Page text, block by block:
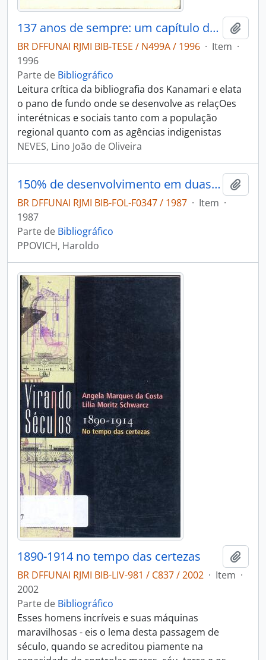
137 anos de sempre: um capítulo da história Kanamari do contato
BR DFFUNAI RJMI BIB-TESE / N499A / 1996 · Item ·
1996
Parte de Bibliográfico
Leitura crítica da bibliografia dos Kanamari e elata
o pano de fundo onde se desenvolve as relaçOes
interétnicas e sociais tanto com a população
regional quanto com as agências indigenistas
NEVES, Lino João de Oliveira
150% de desenvolvimento em duas culturas: em comunicação oral e escrita e em dois hemisférios do cérebro.
BR DFFUNAI RJMI BIB-FOL-F0347 / 1987 · Item ·
1987
Parte de Bibliográfico
PPOVICH, Haroldo
1890-1914 no tempo das certezas
BR DFFUNAI RJMI BIB-LIV-981 / C837 / 2002 · Item ·
2002
Parte de Bibliográfico
Esses homens incríveis e suas máquinas
maravilhosas - eis o lema desta passagem de
século, quando se acreditou piamente na